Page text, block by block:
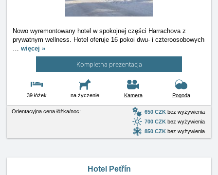
Nowo wyremontowany hotel w spokojnej części Harrachova z
prywatnym wellness. Hotel oferuje 16 pokoi dwu- i czteroosobowych
… więcej »
Kompletna prezentacja
39 łóżek na życzenie Kamera Pogoda
Orientacyjna cena łóżka/noc: 650 CZK bez wyżywienia
700 CZK bez wyżywienia
850 CZK bez wyżywienia
Hotel Petřín